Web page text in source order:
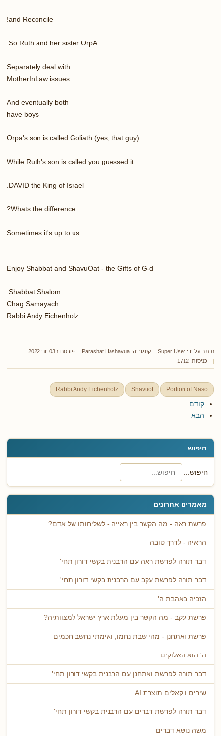
חיפוש
חיפוש...
מאמרים אחרונים
פרשת ראה - מה הקשר בין ראייה - לשליחותו של אדם?
הראיה - לדרך טובה
דבר תורה לפרשת ראה עם הרבנית בקשי דורון תחי'
דבר תורה לפרשת עקב עם הרבנית בקשי דורון תחי'
הזכיה באהבת ה'
פרשת עקב - מה הקשר בין מעלת ארץ ישראל למצוותיה?
פרשת ואתחנן - מהי שבת נחמו, ואימתי נחשב חכמים
ה' הוא האלוקים
דבר תורה לפרשת ואתחנן עם הרבנית בקשי דורון תחי'
שירים ווקאלים תוצרת AI
דבר תורה לפרשת דברים עם הרבנית בקשי דורון תחי'
משה נושא דברים
So Ruth and her sister OrpA
Separately deal with
MotherInLaw issues
And eventually both
have boys
Orpa's son is called Goliath (yes, that guy)
While Ruth's son is called you guessed it
DAVID the King of Israel.
Whats the difference?
Sometimes it's up to us
Enjoy Shabbat and ShavuOat - the Gifts of G-d
Shabbat Shalom
Chag Samayach
Rabbi Andy Eichenholz
נכתב על ידי Super User קטגוריה: Parashat Hashavua
פורסם ב03 יוני 2022
כניסות: 1712
Portion of Naso
Shavuot
Rabbi Andy Eichenholz
קודם
הבא